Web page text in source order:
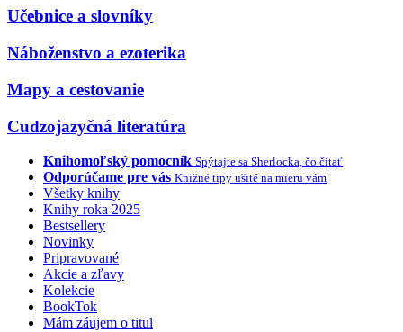
Učebnice a slovníky
Náboženstvo a ezoterika
Mapy a cestovanie
Cudzojazyčná literatúra
Knihomoľský pomocník Spýtajte sa Sherlocka, čo čítať
Odporúčame pre vás Knižné tipy ušité na mieru vám
Všetky knihy
Knihy roka 2025
Bestsellery
Novinky
Pripravované
Akcie a zľavy
Kolekcie
BookTok
Mám záujem o titul